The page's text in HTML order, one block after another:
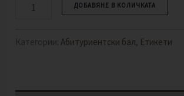
ДОБАВЯНЕ В КОЛИЧКАТА
Категории:Абитуриентски бал, Етикети